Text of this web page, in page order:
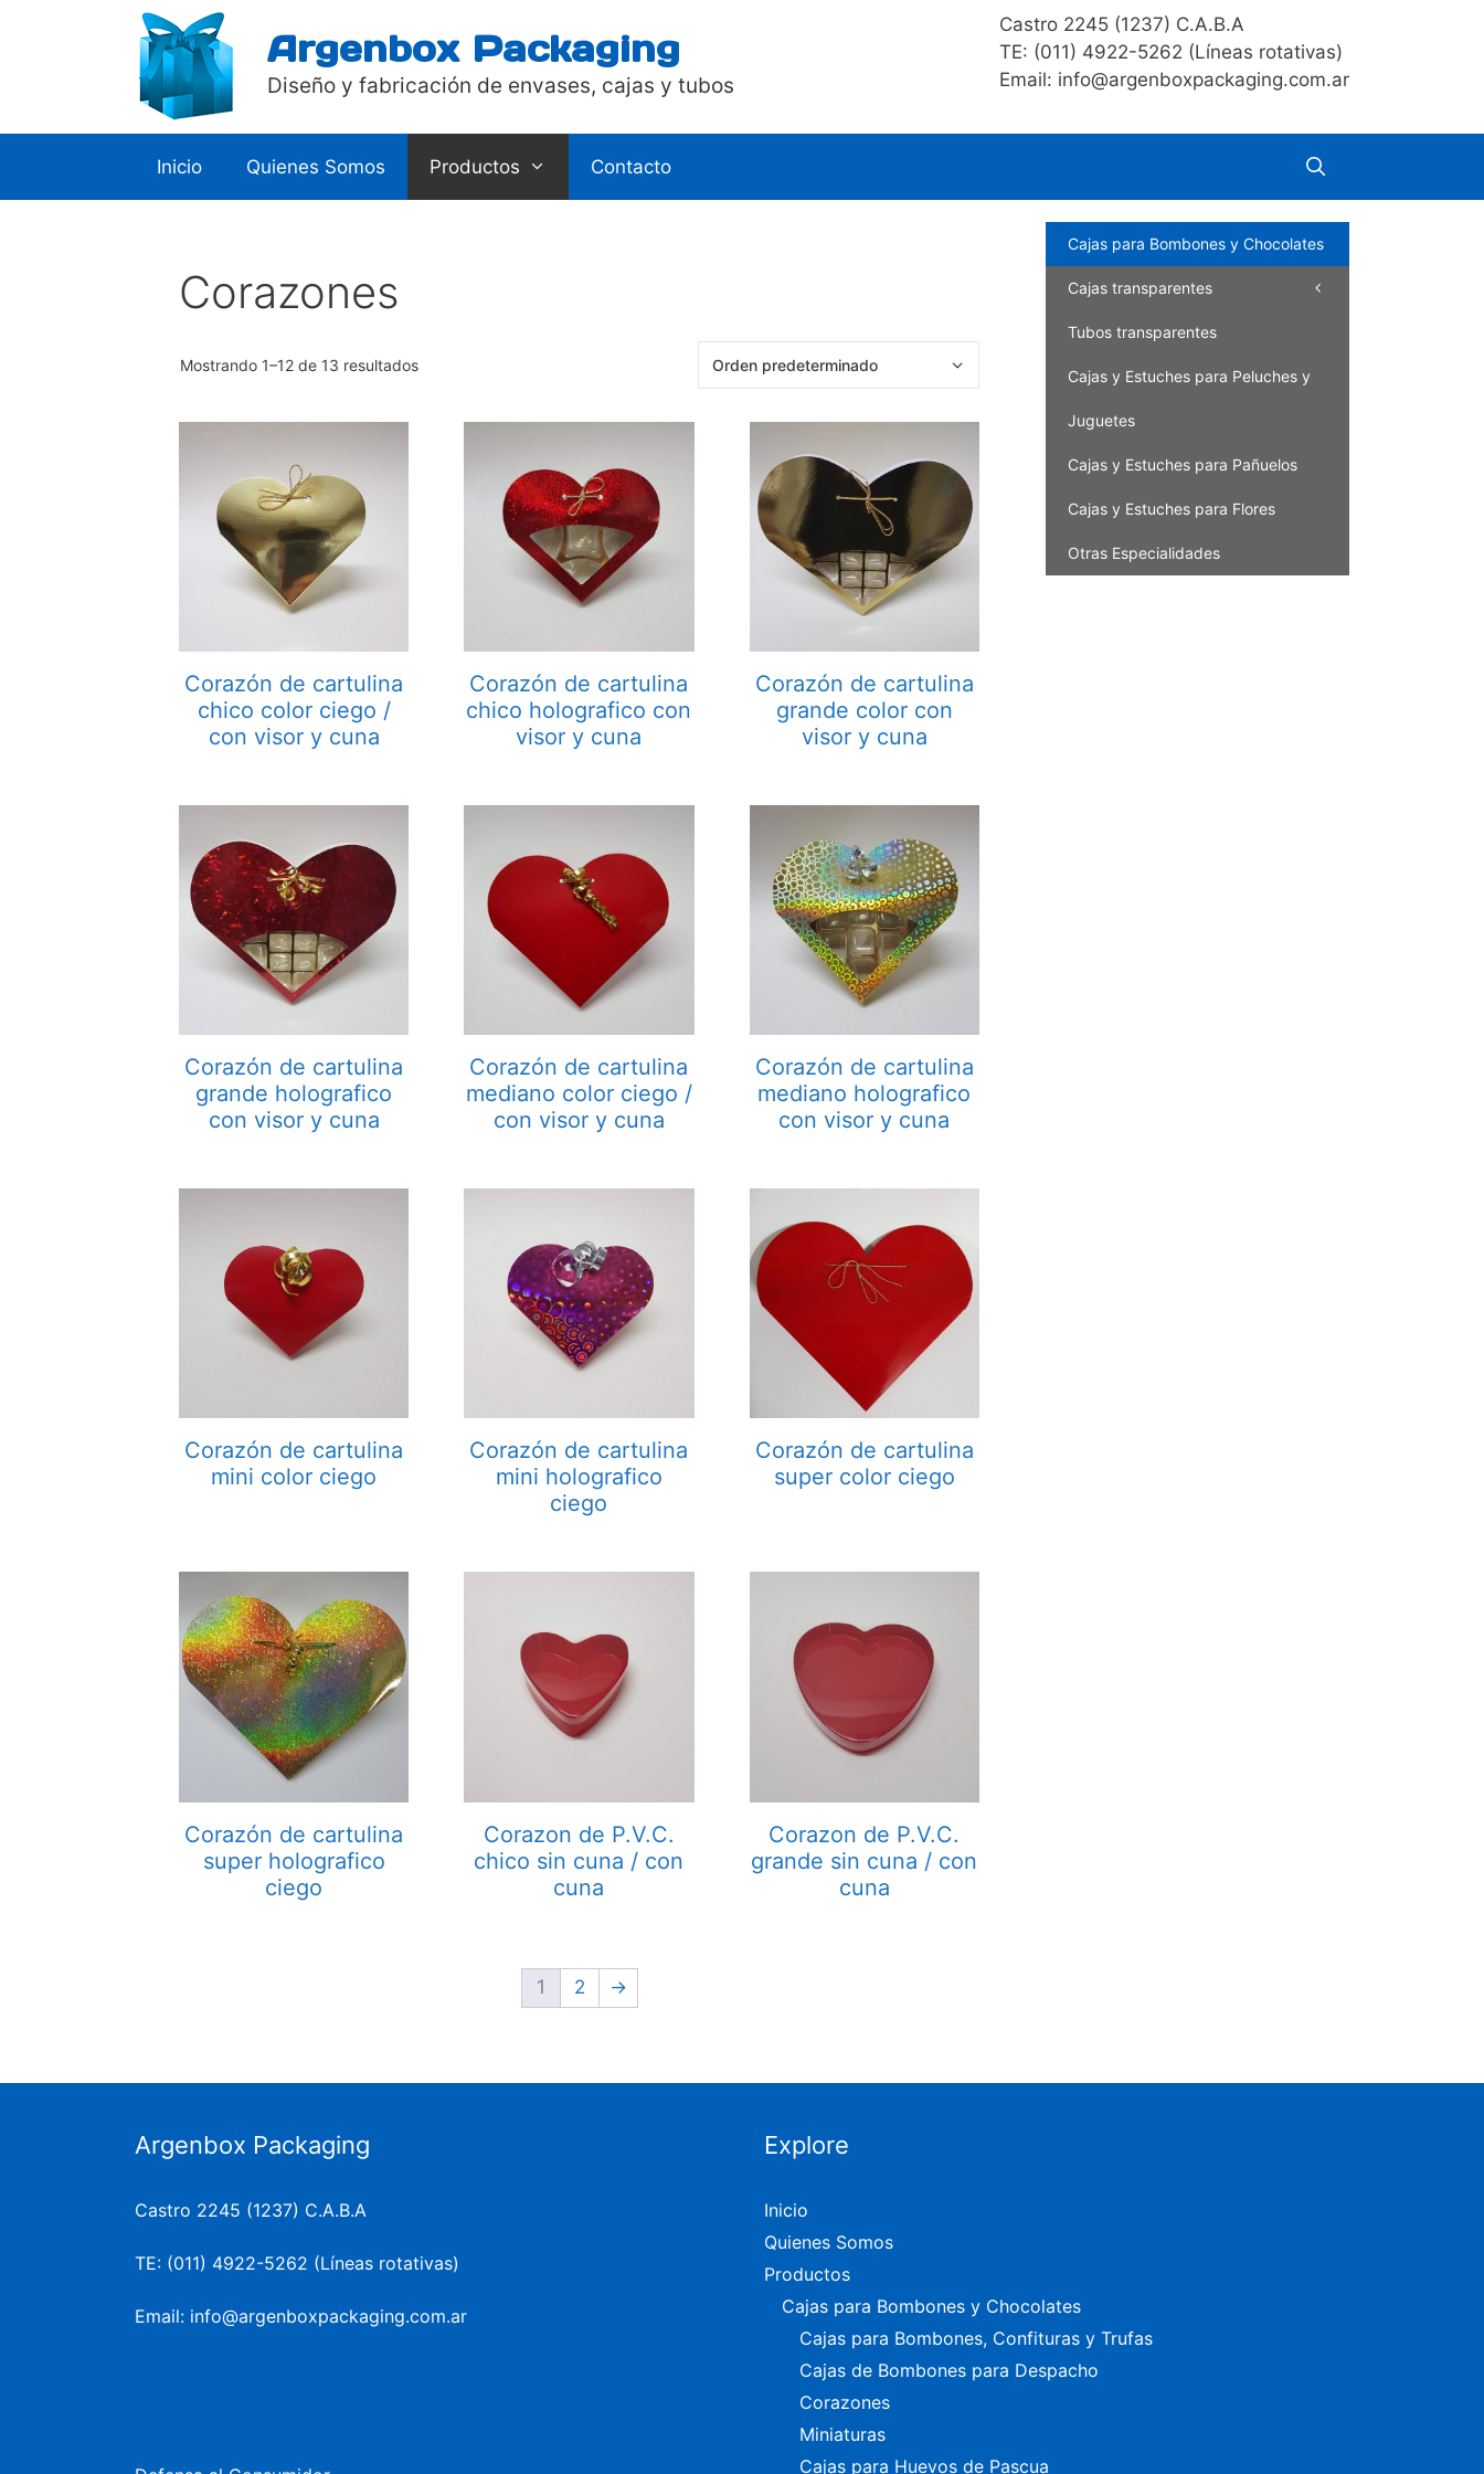
Castro 2245 (1237) C.A.B.A
TE: (011) 4922-5262 (Líneas rotativas)
Email: info@argenboxpackaging.com.ar
Argenbox Packaging
Diseño y fabricación de envases, cajas y tubos
Inicio Quienes Somos Productos Contacto
Corazones
Mostrando 1–12 de 13 resultados
Corazón de cartulina
chico color ciego /
con visor y cuna
Corazón de cartulina
chico holografico con
visor y cuna
Corazón de cartulina
grande color con
visor y cuna
Corazón de cartulina
grande holografico
con visor y cuna
Corazón de cartulina
mediano color ciego /
con visor y cuna
Corazón de cartulina
mediano holografico
con visor y cuna
Corazón de cartulina
mini color ciego
Corazón de cartulina
mini holografico
ciego
Corazón de cartulina
super color ciego
Corazón de cartulina
super holografico
ciego
Corazon de P.V.C.
chico sin cuna / con
cuna
Corazon de P.V.C.
grande sin cuna / con
cuna
1 2 →
Cajas para Bombones y Chocolates
Cajas transparentes
Tubos transparentes
Cajas y Estuches para Peluches y
Juguetes
Cajas y Estuches para Pañuelos
Cajas y Estuches para Flores
Otras Especialidades
Argenbox Packaging
Castro 2245 (1237) C.A.B.A
TE: (011) 4922-5262 (Líneas rotativas)
Email: info@argenboxpackaging.com.ar
Explore
Inicio
Quienes Somos
Productos
Cajas para Bombones y Chocolates
Cajas para Bombones, Confituras y Trufas
Cajas de Bombones para Despacho
Corazones
Miniaturas
Cajas para Huevos de Pascua